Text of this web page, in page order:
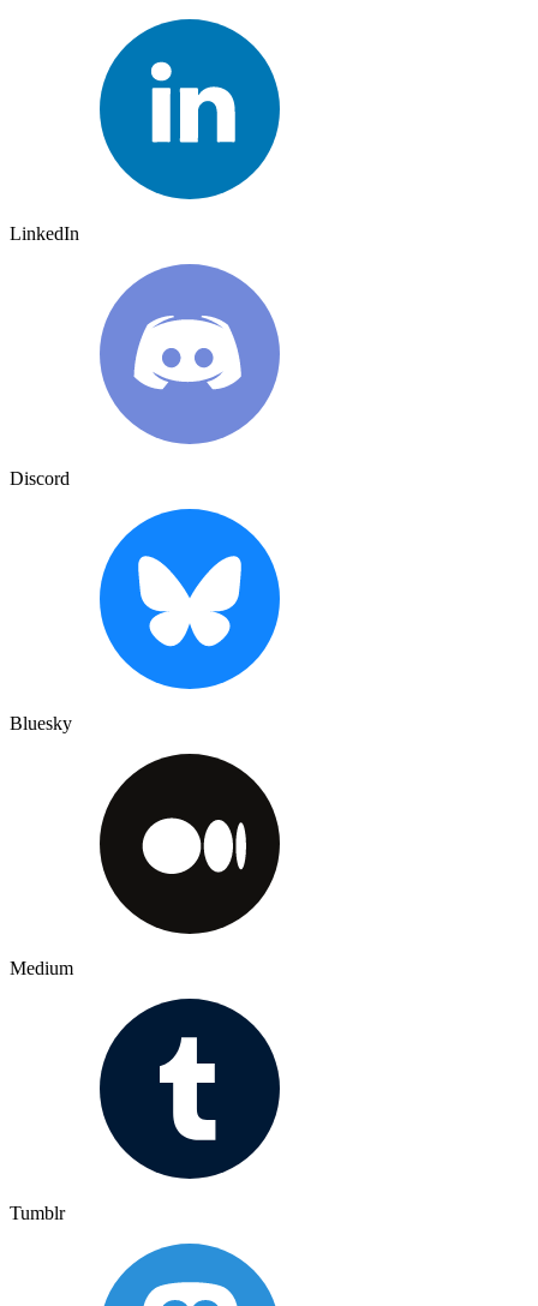
LinkedIn
Discord
Bluesky
Medium
Tumblr